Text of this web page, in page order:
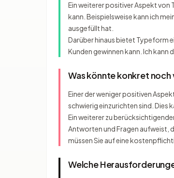
Ein weiterer positiver Aspekt
kann. Beispielsweise kann ich
ausgefüllt hat.
Darüber hinaus bietet Typeform
Kunden gewinnen kann. Ich kann
Was könnte konkret
Einer der weniger positiven
schwierig einzurichten sind. Dies
Ein weiterer zu
Antworten und Fragen aufweist,
müssen Sie auf eine
Welche